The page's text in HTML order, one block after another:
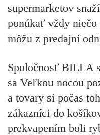
supermarketov
ponúkať vždy
môžu z predajní
Spoločnosť BILLA
sa Veľkou nocou
a tovary si počas
zákazníci do
prekvapením boli